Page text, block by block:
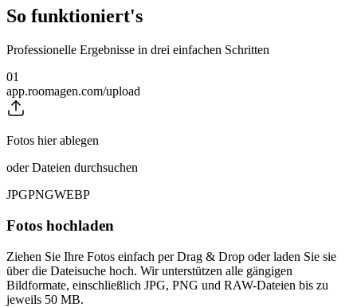
So funktioniert's
Professionelle Ergebnisse in drei einfachen Schritten
01
app.roomagen.com/upload
Fotos hier ablegen
oder Dateien durchsuchen
JPGPNGWEBP
Fotos hochladen
Ziehen Sie Ihre Fotos einfach per Drag & Drop oder laden Sie sie
über die Dateisuche hoch. Wir unterstützen alle gängigen
Bildformate, einschließlich JPG, PNG und RAW-Dateien bis zu
jeweils 50 MB.